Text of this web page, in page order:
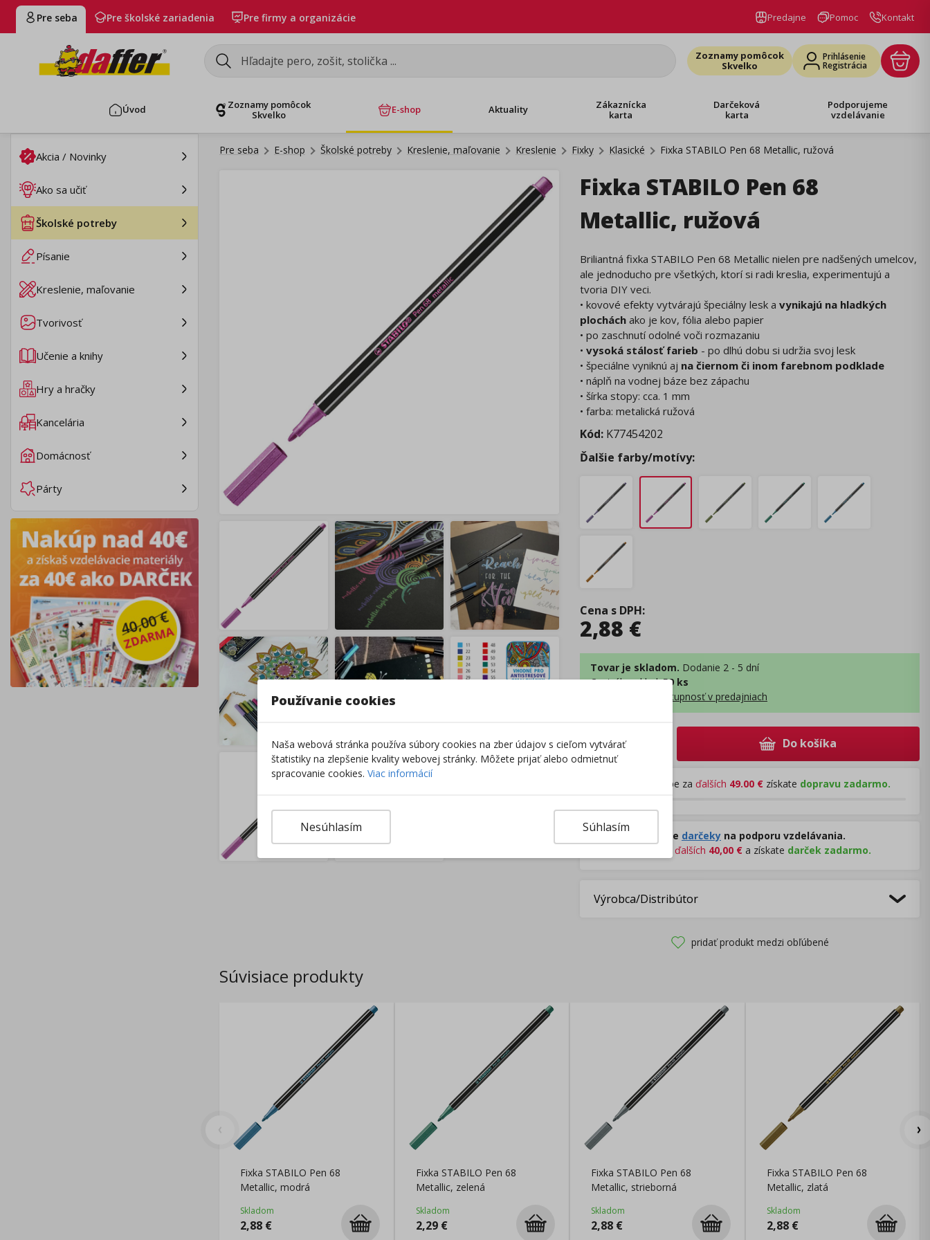
Pre seba Pre školské zariadenia Pre firmy a organizácie Predajne Pomoc Kontakt
Zoznamy pomôcok
Skvelko
Prihlásenie
Registrácia
Úvod
Zoznamy pomôcok
Skvelko
E-shop Aktuality
Zákaznícka
karta
Darčeková
karta
Podporujeme
vzdelávanie
Akcia / Novinky
Ako sa učiť
Školské potreby
Písanie
Kreslenie, maľovanie
Tvorivosť
Učenie a knihy
Hry a hračky
Kancelária
Domácnosť
Párty
Pre seba E-shop Školské potreby Kreslenie, maľovanie Kreslenie Fixky Klasické Fixka STABILO Pen 68 Metallic, ružová
Fixka STABILO Pen 68
Metallic, ružová
Briliantná fixka STABILO Pen 68 Metallic nielen pre nadšených umelcov,
ale jednoducho pre všetkých, ktorí si radi kreslia, experimentujú a
tvoria DIY veci.
• kovové efekty vytvárajú špeciálny lesk a vynikajú na hladkých
plochách ako je kov, fólia alebo papier
• po zaschnutí odolné voči rozmazaniu
• vysoká stálosť farieb - po dlhú dobu si udržia svoj lesk
• špeciálne vyniknú aj na čiernom či inom farebnom podklade
• náplň na vodnej báze bez zápachu
• šírka stopy: cca. 1 mm
• farba: metalická ružová
Kód: K77454202
Ďalšie farby/motívy:
Cena s DPH:
2,88 €
Tovar je skladom. Dodanie 2 - 5 dní
Centrálny sklad: 59 ks
Zobraziť dostupnosť v predajniach
– Do košíka
Pri nákupe za ďalších 49.00 € získate dopravu zadarmo.
Rozdávame darčeky na podporu vzdelávania.
ďalších 40,00 € a získate darček zadarmo.
Výrobca/Distribútor
pridať produkt medzi obľúbené
Súvisiace produkty
Fixka STABILO Pen 68
Metallic, modrá
Skladom
2,88 €
Fixka STABILO Pen 68
Metallic, zelená
Skladom
2,29€
Fixka STABILO Pen 68
Metallic, strieborná
Skladom
2,88 €
Fixka STABILO Pen 68
Metallic, zlatá
Skladom
2,88€
Používanie cookies
Naša webová stránka používa súbory cookies na zber údajov s cieľom vytvárať
štatistiky na zlepšenie kvality webovej stránky. Môžete prijať alebo odmietnuť
spracovanie cookies. Viac informácií
Súhlasím
Nesúhlasím